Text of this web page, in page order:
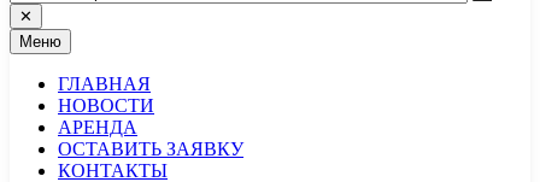
✕
Меню
ГЛАВНАЯ
НОВОСТИ
АРЕНДА
ОСТАВИТЬ ЗАЯВКУ
КОНТАКТЫ